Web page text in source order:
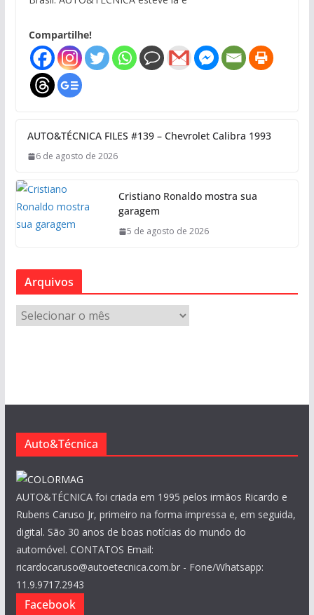
Compartilhe!
AUTO&TÉCNICA FILES #139 – Chevrolet Calibra 1993
6 de agosto de 2026
Cristiano Ronaldo mostra sua
garagem
5 de agosto de 2026
Arquivos
s
Auto&Técnica
AUTO&TÉCNICA foi criada em 1995 pelos irmãos Ricardo e
Rubens Caruso Jr, primeiro na forma impressa e, em seguida,
digital. São 30 anos de boas notícias do mundo do
automóvel. CONTATOS Email:
ricardocaruso@autoetecnica.com.br - Fone/Whatsapp:
11.9.9717.2943
Facebook